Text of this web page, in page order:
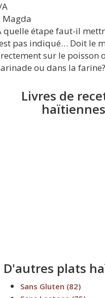
Magda
quelle étape faut-il
pas indiqué… Doit le
sur le poisson
ou dans la
Livres de
haïtiennes
D'autres plats
Sans Gluten (82)